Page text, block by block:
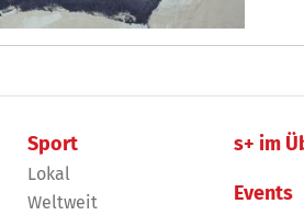
Sport
Lokal
Weltweit
s+ im
Events